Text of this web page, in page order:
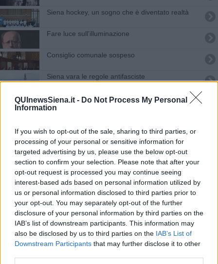
QUInewsSiena.it - Do Not Process My Personal
Information
If you wish to opt-out of the sale, sharing to third parties, or
processing of your personal or sensitive information for
targeted advertising by us, please use the below opt-out
section to confirm your selection. Please note that after your
opt-out request is processed you may continue seeing
interest-based ads based on personal information utilized by
us or personal information disclosed to third parties prior to
your opt-out. You may separately opt-out of the further
disclosure of your personal information by third parties on the
IAB’s list of downstream participants. This information may
also be disclosed by us to third parties on the IAB’s List of
Downstream Participants that may further disclose it to other
Siena hockey, un sogno che è diventato realtà
Fare luce sull'illuminazione
Consiglio comunale sospeso
Siena vara le regole antifasciste
Palio, prove annullate per il maltempo
Scandalo per una cena privata nell’Entrone
Si premiano le tesi sulla criminalità organizzata
La pittura senese rivisitata da Thomas Berra
Piazze toscane in festa per la Befana
Asp, migliora la situazione Covid con solo 14 casi
I "Trenta Assassini", mostra di Marco Delogu